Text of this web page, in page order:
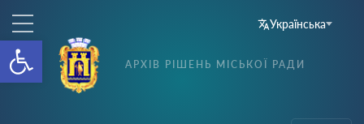
Відкрити Панель
Українська
АРХІВ РІШЕНЬ МІСЬКОЇ РАДИ